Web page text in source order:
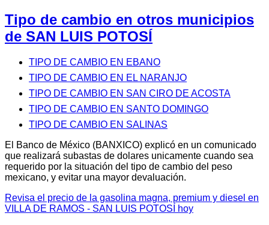
Tipo de cambio en otros municipios
de SAN LUIS POTOSÍ
TIPO DE CAMBIO EN EBANO
TIPO DE CAMBIO EN EL NARANJO
TIPO DE CAMBIO EN SAN CIRO DE ACOSTA
TIPO DE CAMBIO EN SANTO DOMINGO
TIPO DE CAMBIO EN SALINAS
El Banco de México (BANXICO) explicó en un comunicado
que realizará subastas de dolares unicamente cuando sea
requerido por la situación del tipo de cambio del peso
mexicano, y evitar una mayor devaluación.
Revisa el precio de la gasolina magna, premium y diesel en
VILLA DE RAMOS - SAN LUIS POTOSÍ hoy